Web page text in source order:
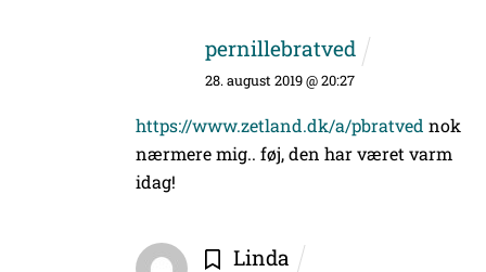
pernillebratved
28. august 2019 @ 20:27
https://www.zetland.dk/a/pbratved nok
nærmere mig.. føj, den har været varm
idag!
Linda